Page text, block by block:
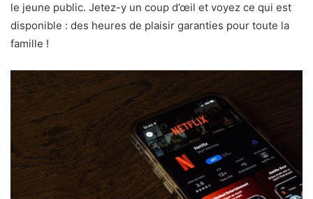
le jeune public. Jetez-y un coup d’œil et voyez ce qui est
disponible : des heures de plaisir garanties pour toute la
famille !